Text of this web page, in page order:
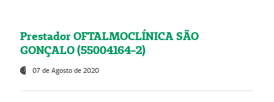
Prestador OFTALMOCLÍNICA SÃO
GONÇALO (55004164-2)
07 de Agosto de 2020